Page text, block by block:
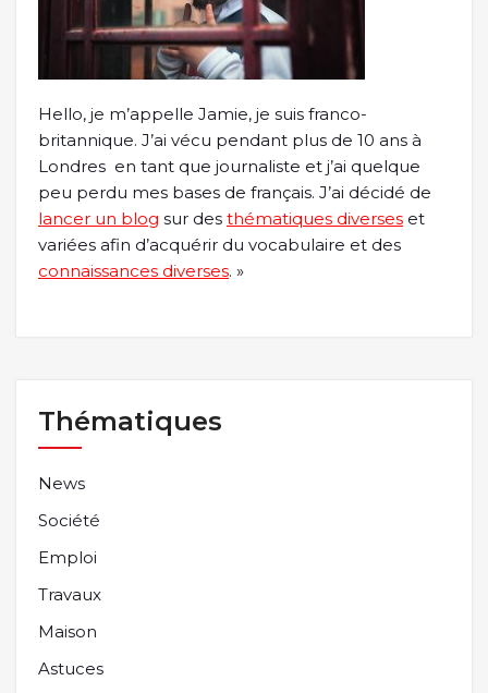
Hello, je m’appelle Jamie, je suis franco-
britannique. J’ai vécu pendant plus de 10 ans à
Londres en tant que journaliste et j’ai quelque
peu perdu mes bases de français. J’ai décidé de
lancer un blog sur des thématiques diverses et
variées afin d’acquérir du vocabulaire et des
connaissances diverses. »
Thématiques
News
Société
Emploi
Travaux
Maison
Astuces